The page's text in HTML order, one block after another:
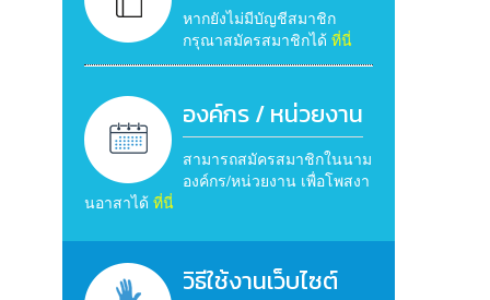
หากยังไม่มีบัญชีสมาชิก
กรุณาสมัครสมาชิกได้ ที่นี่
องค์กร / หน่วยงาน
สามารถสมัครสมาชิกในนาม
องค์กร/หน่วยงาน เพื่อโพสงา
นอาสาได้ ที่นี่
วิธีใช้งานเว็บไซต์